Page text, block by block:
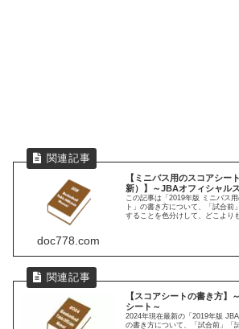
【ミニバス用のスコアシー
新）】～JBAオフィシャル
この記事は「2019年版 ミニバス
ト」の書き方について、「試合前
することを色分けして、どこより
doc778.com
【スコアシートの書き方】
シート～
2024年現在最新の「2019年版
の書き方について、「試合前」「